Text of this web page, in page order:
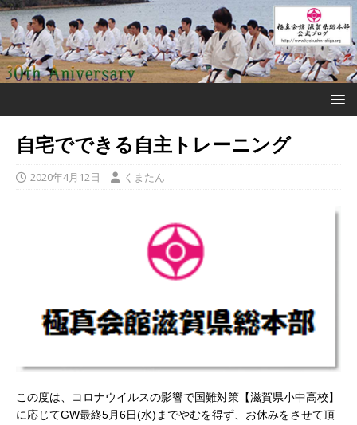
自宅でできる自主トレーニング
2020年4月12日 くまたん
この度は、コロナウイルスの影響で国難対策【滋賀県小中高校】
に応じてGW最終5月6日(水)までやむを得ず、 お休みをさせて頂